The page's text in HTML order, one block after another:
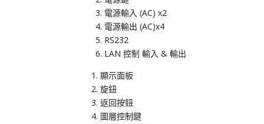
電源輸入 (AC) x2
電源輸出 (AC)x4
RS232
LAN 控制 輸入 & 輸出
顯示面板
旋鈕
返回按鈕
圖層控制鍵